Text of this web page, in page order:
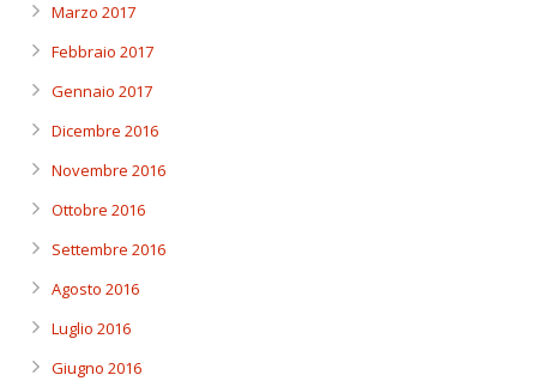
Marzo 2017
Febbraio 2017
Gennaio 2017
Dicembre 2016
Novembre 2016
Ottobre 2016
Settembre 2016
Agosto 2016
Luglio 2016
Giugno 2016